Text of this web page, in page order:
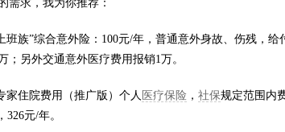
求，我为你推荐：
族”综合意外险：100元/年，普通意外身故、伤残，给
；另外交通意外医疗费用报销1万。
住院费用（推广版）个人 医疗保险 ， 社保规定范围内
326元/年。